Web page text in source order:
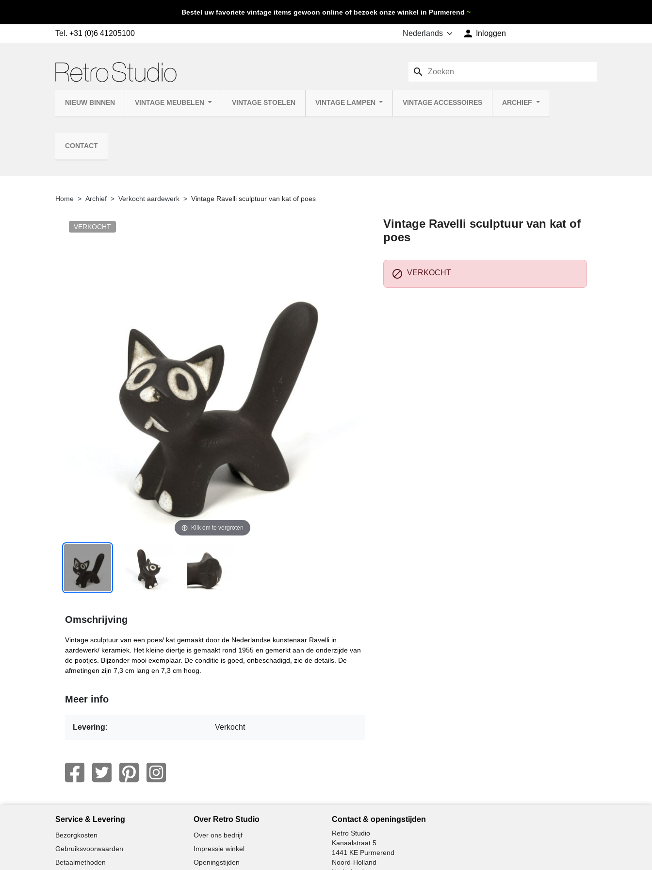
Bestel uw favoriete vintage items gewoon online of bezoek onze winkel in Purmerend ~
Tel. +31 (0)6 41205100  Inloggen
NIEUW BINNEN VINTAGE MEUBELEN VINTAGE STOELEN VINTAGE LAMPEN VINTAGE ACCESSOIRES ARCHIEF
CONTACT
search
Home Archief Verkocht aardewerk Vintage Ravelli sculptuur van kat of poes
VERKOCHT
Klik om te vergroten
Vintage Ravelli sculptuur van kat of
poes
 VERKOCHT
Omschrijving
Vintage sculptuur van een poes/ kat gemaakt door de Nederlandse kunstenaar Ravelli in
aardewerk/ keramiek. Het kleine diertje is gemaakt rond 1955 en gemerkt aan de onderzijde van
de pootjes. Bijzonder mooi exemplaar. De conditie is goed, onbeschadigd, zie de details. De
afmetingen zijn 7,3 cm lang en 7,3 cm hoog.
Meer info
Levering: Verkocht
Service & Levering
Bezorgkosten
Gebruiksvoorwaarden
Betaalmethoden
Over Retro Studio
Over ons bedrijf
Impressie winkel
Openingstijden
Contact & openingstijden
Retro Studio
Kanaalstraat 5
1441 KE Purmerend
Noord-Holland